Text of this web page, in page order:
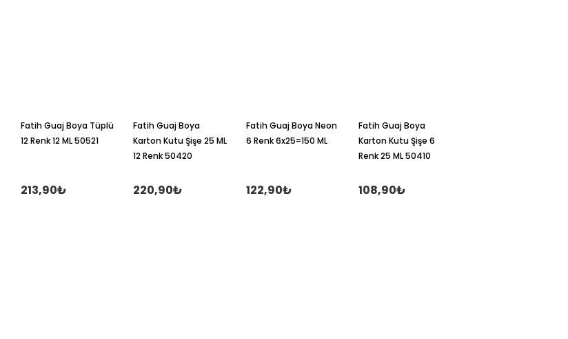
Fatih Guaj Boya Tüplü
12 Renk 12 ML 50521
213,90₺
Fatih Guaj Boya
Karton Kutu Şişe 25 ML
12 Renk 50420
220,90₺
Fatih Guaj Boya Neon
6 Renk 6x25=150 ML
122,90₺
Fatih Guaj Boya
Karton Kutu Şişe 6
Renk 25 ML 50410
108,90₺